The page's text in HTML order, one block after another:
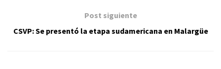
Post siguiente
CSVP: Se presentó la etapa sudamericana en Malargüe